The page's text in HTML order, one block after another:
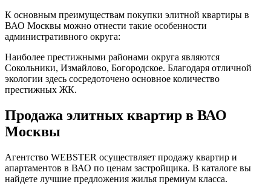
К основным преимуществам покупки элитной квартиры в
ВАО Москвы можно отнести такие особенности
административного округа:
Наиболее престижными районами округа являются
Сокольники, Измайлово, Богородское. Благодаря отличной
экологии здесь сосредоточено основное количество
престижных ЖК.
Продажа элитных квартир в ВАО
Москвы
Агентство WEBSTER осуществляет продажу квартир и
апартаментов в ВАО по ценам застройщика. В каталоге вы
найдете лучшие предложения жилья премиум класса.